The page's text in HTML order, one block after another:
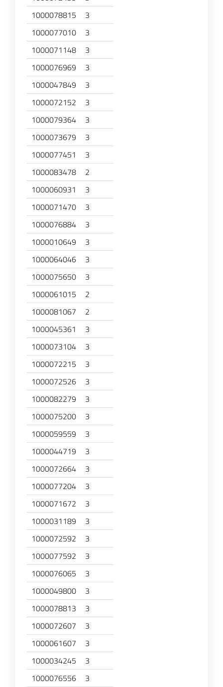
1000078815
3
1000077010
3
1000071148
3
1000076969
3
1000047849
3
1000072152
3
1000079364
3
1000073679
3
1000077451
3
1000083478
2
1000060931
3
1000071470
3
1000076884
3
1000010649
3
1000064046
3
1000075650
3
1000061015
2
1000081067
2
1000045361
3
1000073104
3
1000072215
3
1000072526
3
1000082279
3
1000075200
3
1000059559
3
1000044719
3
1000072664
3
1000077204
3
1000071672
3
1000031189
3
1000072592
3
1000077592
3
1000076065
3
1000049800
3
1000078813
3
1000072607
3
1000061607
3
1000034245
3
1000076556
3